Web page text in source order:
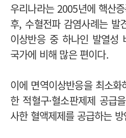
우리나라는 2005년에 핵산
후, 수혈전파 감염사례는 발
이상반응 중 하나인 발열성
국가에 비해 많은 편이다.
이에 면역이상반응을 최소
한 적혈구·혈소판제제 공급
사한 혈액제제를 공급하는